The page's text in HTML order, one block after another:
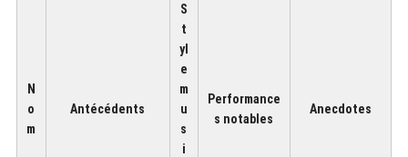
N
o
m
Antécédents
S
t
yl
e
m
u
s
i
Performance
s notables
Anecdotes